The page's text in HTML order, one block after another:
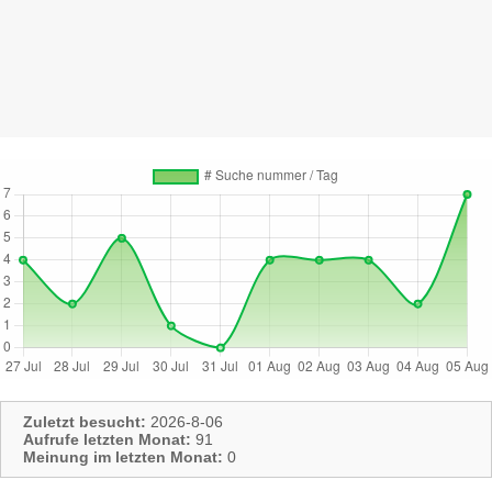
Zuletzt besucht: 2026-8-06
Aufrufe letzten Monat: 91
Meinung im letzten Monat: 0